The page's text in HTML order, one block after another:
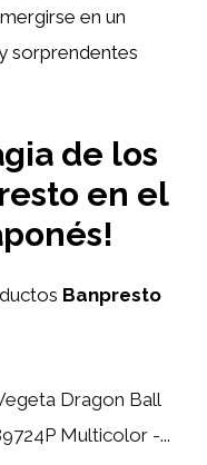
en un
sorprendentes
de los
en el
Banpresto
Dragon Ball
Multicolor -...